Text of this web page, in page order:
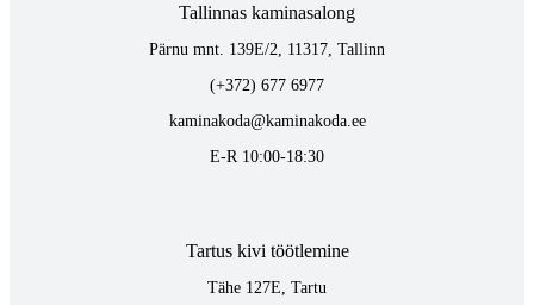
Tallinnas kaminasalong
Pärnu mnt. 139E/2, 11317, Tallinn
(+372) 677 6977
kaminakoda@kaminakoda.ee
E-R 10:00-18:30
Tartus kivi töötlemine
Tähe 127E, Tartu